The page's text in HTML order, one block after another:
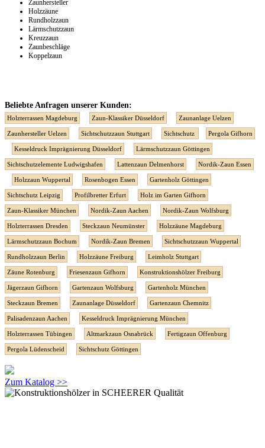
Zaunhersteller
Holzzäune
Rundholzzaun
Lärmschutzzaun
Kreuzzaun
Zaunbeschläge
Koppelzaun
Beliebte Anfragen unserer Kunden:
Holzterrassen Magdeburg Zaun-Klassiker Düsseldorf Zaunanlage Uelzen
Zaunhersteller Uelzen Sichtschutzzaun Stuttgart Sichtschutz Pergola Gifhorn
Kesseldruck Imprägnierung Düsseldorf Lärmschutzzaun Göttingen
Sichtschutzelemente Ludwigshafen Lattenzaun Delmenhorst Nordik-Zaun Essen
Holzzaun Wuppertal Rosenbogen Essen Gartenholz Göttingen
Sichtschutz Leipzig Profilbretter Erfurt Holz im Garten Gifhorn
Zaun-Klassiker München Nordik-Zaun Aachen Nordik-Zaun Wolfsburg
Holzterrassen Dresden Steckzaun Neumünster Holzzäune Magdeburg
Lärmschutzzaun Bochum Nordik-Zaun Bremen Sichtschutzzaun Wuppertal
Rundholzzaun Berlin Holzzäune Freiburg Leimholz Stuttgart
Zäune Rotenburg Friesenzaun Gifhorn Konstruktionshölzer Freiburg
Jägerzaun Gifhorn Gartenzaun Wolfsburg Gartenholz München
Steckzaun Bremen Zaunanlage Düsseldorf Gartenzaun Chemnitz
Palisadenzaun Aachen Kesseldruck Imprägnierung München
Holzterrassen Tübingen Altmarkzaun Osnabrück Fertigzaun Offenburg
Pergola Lüdenscheid Sichtschutz Göttingen
Zum Katalog >>